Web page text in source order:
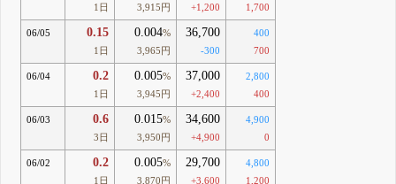
1日
3,915円
+1,200
1,700
06/05 0.15
1日
0.004%
3,965円
36,700
-300
400
700
06/04 0.2
1日
0.005%
3,945円
37,000
+2,400
2,800
400
06/03 0.6
3日
0.015%
3,950円
34,600
+4,900
4,900
0
06/02 0.2
1日
0.005%
3,870円
29,700
+3,600
4,800
1,200